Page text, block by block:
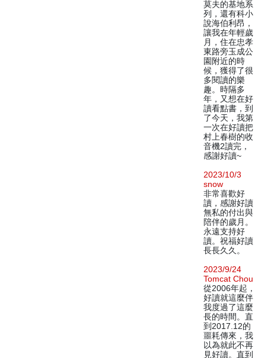
莫夫的基地系
列，還有科小
說海伯利昂，
讓我在年輕歲
月，住在忠孝
東路旁玉成公
園附近的時
候，獲得了很
多閱讀的樂
趣。時隔多
年，又想在好
讀看點書，到
了今天，我第
一次在好讀把
村上春樹的收
音機2讀完，
感謝好讀~
2023/10/3
snow
非常喜歡好
讀，感謝好讀
無私的付出與
陪伴的歲月。
永遠支持好
讀。祝福好讀
長長久久。
2023/9/24
Tomcat Chou
從2006年起，
好讀就這麼伴
我度過了這麼
長的時間。直
到2017.12的
噩耗傳來，我
以為就此不再
見好讀。直到